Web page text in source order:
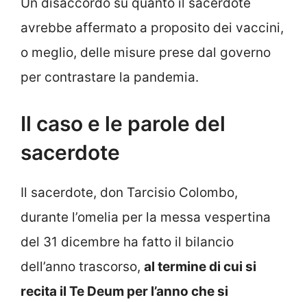
avrebbe affermato a proposito dei vaccini,
o meglio, delle misure prese dal governo
per contrastare la pandemia.
Il caso e le parole del
sacerdote
Il sacerdote, don Tarcisio Colombo,
durante l’omelia per la messa vespertina
del 31 dicembre ha fatto il bilancio
dell’anno trascorso, al termine di cui si
recita il Te Deum per l’anno che si